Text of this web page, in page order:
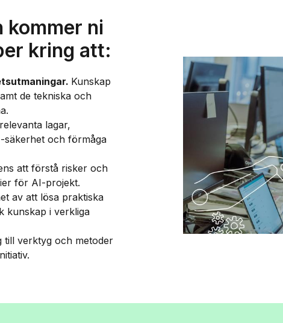
kommer ni
kring att:
Kunskap
de tekniska och
lagar,
och förmåga
att förstå risker och
för AI-projekt.
av att lösa praktiska
kunskap i verkliga
till verktyg och metoder